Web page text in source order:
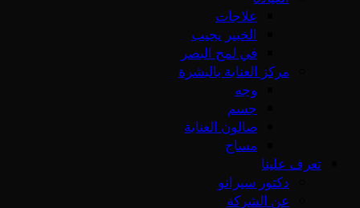
علاجات
الخبير يجيب
في لمح البصر
مركز العناية بالبشرة
وجه
جسم
صالون العناية
مساج
تعرف علينا
دكتور سيرانو
عن الشركة